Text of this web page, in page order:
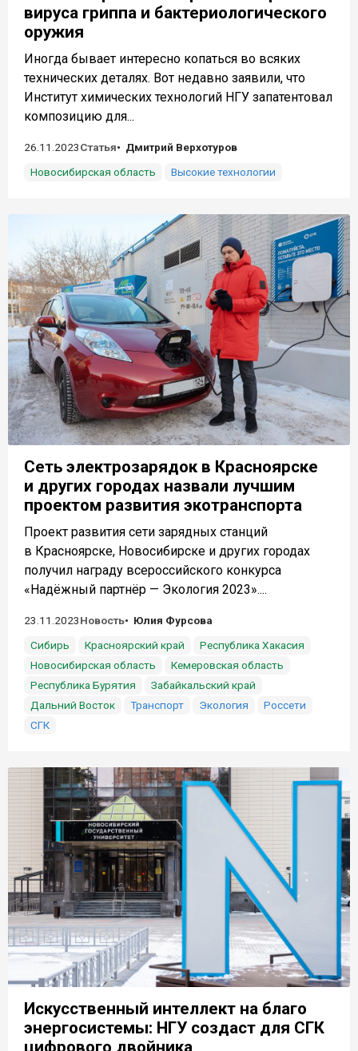
вируса гриппа и бактериологического
оружия
Иногда бывает интересно копаться во всяких
технических деталях. Вот недавно заявили, что
Институт химических технологий НГУ запатентовал
композицию для...
26.11.2023Статья
Дмитрий Верхотуров
Новосибирская область
Высокие технологии
Сеть электрозарядок в Красноярске
и других городах назвали лучшим
проектом развития экотранспорта
Проект развития сети зарядных станций
в Красноярске, Новосибирске и других городах
получил награду всероссийского конкурса
«Надёжный партнёр — Экология 2023»....
23.11.2023Новость
Юлия Фурсова
Сибирь
Красноярский край
Республика Хакасия
Новосибирская область
Кемеровская область
Республика Бурятия
Забайкальский край
Дальний Восток
Транспорт Экология
Россети
СГК
Искусственный интеллект на благо
энергосистемы: НГУ создаст для СГК
цифрового двойника